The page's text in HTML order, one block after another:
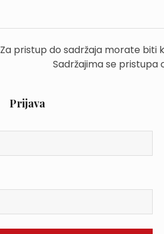
Za pristup do sadržaja morate biti
Sadržajima se pristupa
Prijava